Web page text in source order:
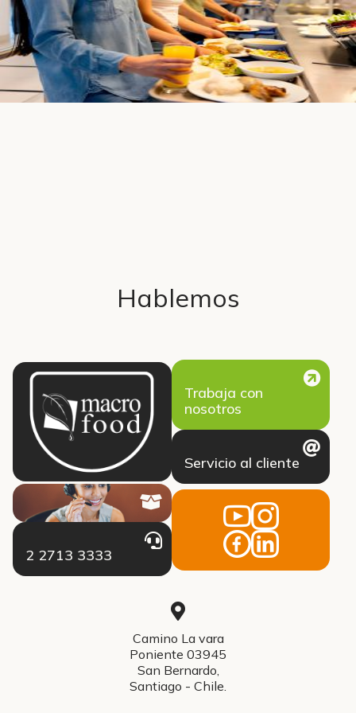
Hablemos
Trabaja con
nosotros
Servicio al cliente
2 2713 3333
Camino La vara
Poniente 03945
San Bernardo,
Santiago - Chile.